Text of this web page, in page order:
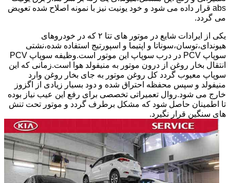
abs قرار داده می شود و خود یونیت نیز با نمونه اصلاح شده تعویض
می گردد.
یکی از ایرادات شایع در موتور های تتا ۲ که در خودروهای
هیوندای،توسان،سوناتا و اپتیما و اسپورتیج استفاده شده،نشتی
سوپاپ PCV در درب سوپاپ این موتور است.وظیفه سوپاپ PCV
انتقال بخار روغن از درون موتور به منیفولد هوا است.زمانی که این
سوپاپ معیوب گردد کل روغن موتور به جای بخار روغن وارد
منیفولد و سپس محفظه احتراق شده و دود بسیار زیادی از اگزوز
خارج می شود.روال تعمیراتی تخصصی برای رفع این عیب نیاز بوده
تا اطمینان حاصل شود که مشکل برطرف گردد و موتور تحت تنش
های سنگین قرار نگیرد.